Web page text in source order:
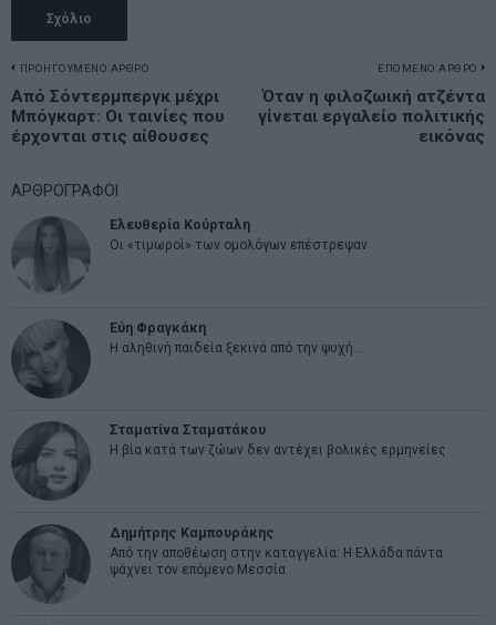
Πλοήγηση
άρθρων
ΠΡΟΗΓΟΥΜΕΝΟ ΑΡΘΡΟ
Previous
post:
Από Σόντερμπεργκ μέχρι
Μπόγκαρτ: Οι ταινίες που
έρχονται στις αίθουσες
ΕΠΟΜΕΝΟ ΑΡΘΡΟ
Όταν η φιλοζωική ατζέντα
γίνεται εργαλείο πολιτικής
εικόνας
ΑΡΘΡΟΓΡΑΦΟΙ
Ελευθερία Κούρταλη
Οι «τιμωροί» των ομολόγων επέστρεψαν
Εύη Φραγκάκη
Η αληθινή παιδεία ξεκινά από την ψυχή…
Σταματίνα Σταματάκου
Η βία κατά των ζώων δεν αντέχει βολικές ερμηνείες
Δημήτρης Καμπουράκης
Από την αποθέωση στην καταγγελία: Η Ελλάδα πάντα
ψάχνει τον επόμενο Μεσσία